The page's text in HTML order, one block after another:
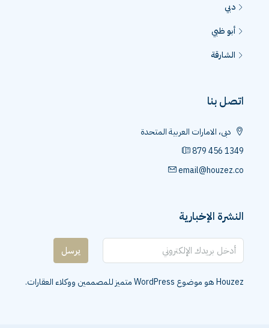
دبي
أبو ظبي
الشارقة
اتصل بنا
دبى، الامارات العربية المتحدة
879 456 1349
email@houzez.co
النشرة الإخبارية
يرسل
Houzez هو موضوع WordPress متميز للمصممين ووكلاء العقارات.